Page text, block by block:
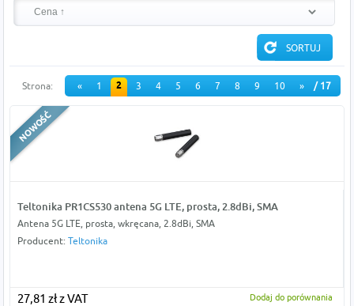
Strona: « 1 2 3 4 5 6 7 8 9 10 » / 17
Teltonika PR1CS530 antena 5G LTE, prosta, 2.8dBi, SMA
Antena 5G LTE, prosta, wkręcana, 2.8dBi, SMA
Producent: Teltonika
27,81 zł z VAT Dodaj do porównania